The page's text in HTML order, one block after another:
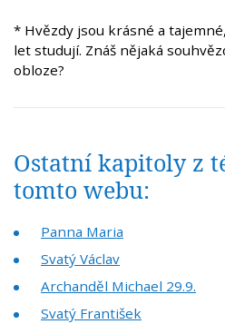
* Hvězdy jsou krásné a
let studují. Znáš nějaká
obloze?
Ostatní kapitoly z
tomto webu:
Panna Maria
Svatý Václav
Archanděl Michael 29.9.
Svatý František